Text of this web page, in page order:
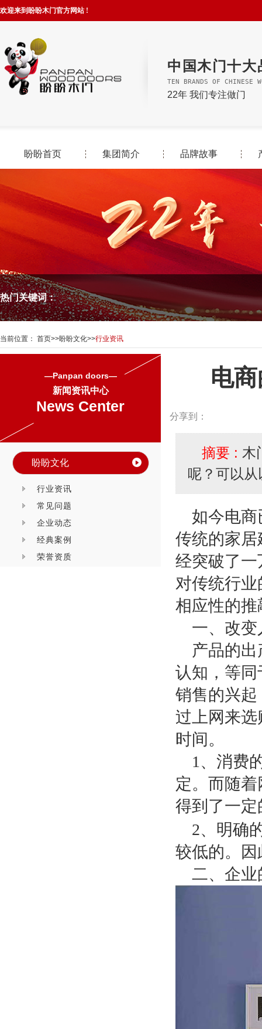
欢迎来到盼盼木门官方网站 !
中国木门十大
TEN BRANDS OF CHINESE
22年 我们专注做门
盼盼首页 集团简介 品牌故事
热门关键词：
当前位置： 首页>>盼盼文化>>行业资讯
—Panpan doors—
新闻资讯中心
News Center
盼盼文化
行业资讯
常见问题
企业动态
经典案例
荣誉资质
电
分享到：
摘要 : 木
呢？可以
如今电商
传统的家
经突破了
对传统行
相应性的推
一、改
产品的
认知，等
销售的兴
过上网来
时间。
1 、消费
定。而随
得到了一定
2、明确
较低的。
二、企业